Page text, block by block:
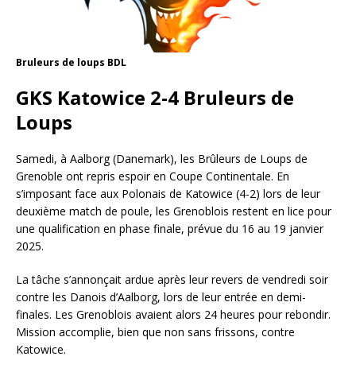
Bruleurs de loups BDL
GKS Katowice 2-4 Bruleurs de
Loups
Samedi, à Aalborg (Danemark), les Brûleurs de Loups de
Grenoble ont repris espoir en Coupe Continentale. En
s’imposant face aux Polonais de Katowice (4-2) lors de leur
deuxième match de poule, les Grenoblois restent en lice pour
une qualification en phase finale, prévue du 16 au 19 janvier
2025.
La tâche s’annonçait ardue après leur revers de vendredi soir
contre les Danois d’Aalborg, lors de leur entrée en demi-
finales. Les Grenoblois avaient alors 24 heures pour rebondir.
Mission accomplie, bien que non sans frissons, contre
Katowice.